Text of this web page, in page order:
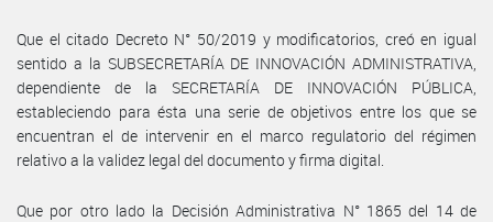
Que el citado Decreto N° 50/2019 y modificatorios, creó en igual
sentido a la SUBSECRETARÍA DE INNOVACIÓN ADMINISTRATIVA,
dependiente de la SECRETARÍA DE INNOVACIÓN PÚBLICA,
estableciendo para ésta una serie de objetivos entre los que se
encuentran el de intervenir en el marco regulatorio del régimen
relativo a la validez legal del documento y firma digital.
Que por otro lado la Decisión Administrativa N° 1865 del 14 de